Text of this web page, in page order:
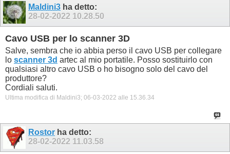
Maldini3 ha detto:
28-02-2022 10.28.50
Cavo USB per lo scanner 3D
Salve, sembra che io abbia perso il cavo USB per collegare
lo scanner 3d artec al mio portatile. Posso sostituirlo con
qualsiasi altro cavo USB o ho bisogno solo del cavo del
produttore?
Cordiali saluti.
Ultima modifica di Maldini3; 06-03-2022 alle 15.36.34
Rostor ha detto:
28-02-2022 11.03.58